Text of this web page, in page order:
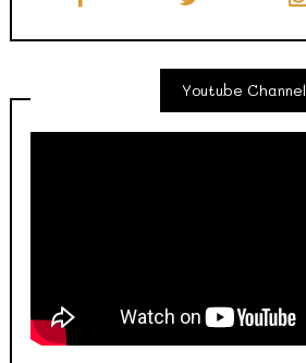
Youtube Channel